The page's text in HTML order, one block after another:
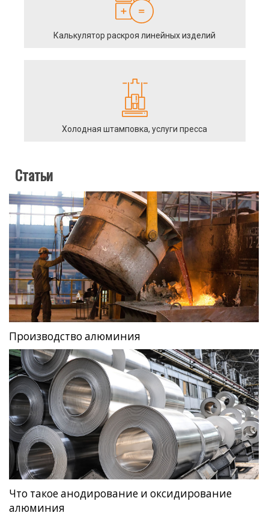
Калькулятор раскроя линейных изделий
Холодная штамповка, услуги пресса
Статьи
Производство алюминия
Что такое анодирование и оксидирование
алюминия